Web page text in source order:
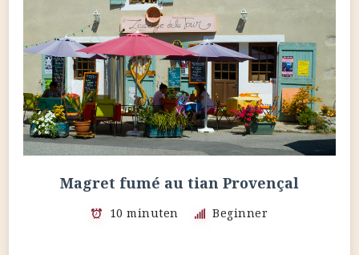
Magret fumé au tian Provençal
10 minuten Beginner